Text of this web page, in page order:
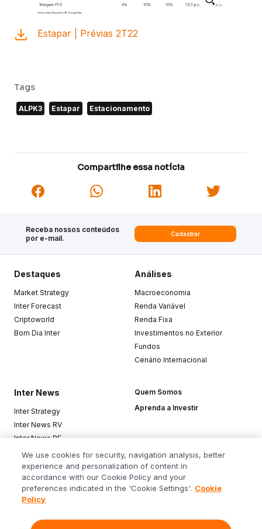
Estapar | Prévias 2T22
Tags
ALPK3 Estapar Estacionamento
Compartilhe essa notícia
Receba nossos conteúdos
por e-mail.
Cadastrar
Destaques
Market Strategy
Inter Forecast
Criptoworld
Bom Dia Inter
Análises
Macroeconomia
Renda Variável
Renda Fixa
Investimentos no Exterior
Fundos
Cenário Internacional
Inter News
Inter Strategy
Inter News RV
Inter News RF
Top Funds
Quem Somos
Aprenda a Investir
Baixe o app
We use cookies for security, navigation analysis, better
experience and personalization of content in
accordance with our Cookie Policy and your
preferences indicated in the 'Cookie Settings'. Cookie
Policy